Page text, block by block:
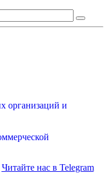
организаций и
Читайте нас в Telegram